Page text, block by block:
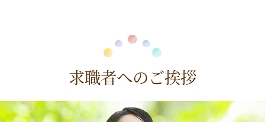
求職者へのご挨拶